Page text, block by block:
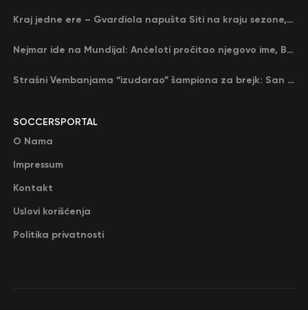
SOCCERSPORTAL
O Nama
Impressum
Kontakt
Uslovi korišćenja
Politika privatnosti
Kraj jedne ere – Gvardiola napušta Siti na kraju sezone, menja ga njegov nekadašnji rival
Nejmar ide na Mundijal: Anćeloti pročitao njegovo ime, Brazil u delirijumu (VIDEO)
Strašni Vembanjama “izudarao” šampiona za brejk: San Antonio poveo protiv Oklahome